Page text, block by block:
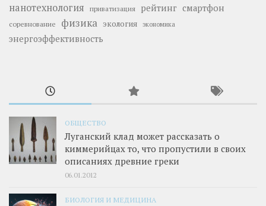
нанотехнология приватизация рейтинг смартфон
соревнование физика экология экономика
энергоэффективность
ОБЩЕСТВО
Луганский клад может рассказать о
киммерийцах то, что пропустили в своих
описаниях древние греки
06.01.2012
БИОЛОГИЯ И МЕДИЦИНА